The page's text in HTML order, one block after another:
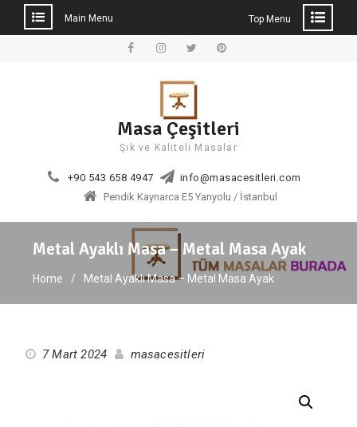
Main Menu Top Menu
Masa Çeşitleri
Şık ve Kaliteli Masalar
+90 543 658 4947
info@masacesitleri.com
Pendik Kaynarca E5 Yanyolu / İstanbul
Metal Ayaklı Masa – Metal Masa Ayak
Home Metal Ayaklı Masa – Metal Masa Ayak
7 Mart 2024 masacesitleri